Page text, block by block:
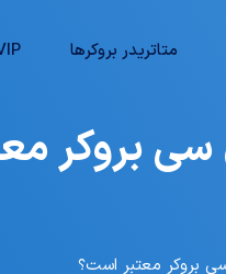
متاتریدر بروکرها